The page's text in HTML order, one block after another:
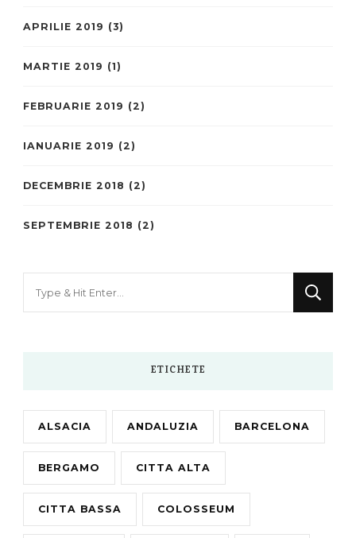
APRILIE 2019 (3)
MARTIE 2019 (1)
FEBRUARIE 2019 (2)
IANUARIE 2019 (2)
DECEMBRIE 2018 (2)
SEPTEMBRIE 2018 (2)
ETICHETE
ALSACIA ANDALUZIA BARCELONA
BERGAMO CITTA ALTA
CITTA BASSA COLOSSEUM